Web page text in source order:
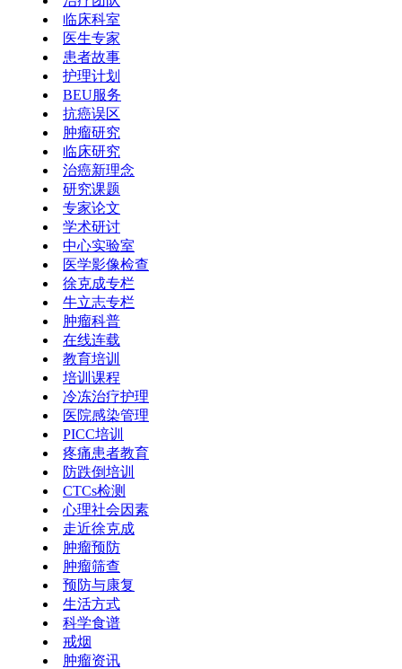
临床科室
医生专家
患者故事
护理计划
BEU服务
抗癌误区
肿瘤研究
临床研究
治癌新理念
研究课题
专家论文
学术研讨
中心实验室
医学影像检查
徐克成专栏
牛立志专栏
肿瘤科普
在线连载
教育培训
培训课程
冷冻治疗护理
医院感染管理
PICC培训
疼痛患者教育
防跌倒培训
CTCs检测
心理社会因素
走近徐克成
肿瘤预防
肿瘤筛查
预防与康复
生活方式
科学食谱
戒烟
肿瘤资讯